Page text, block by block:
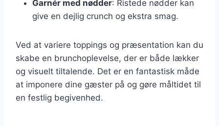
Garnér med nødder: Ristede nødder kan
give en dejlig crunch og ekstra smag.
Ved at variere toppings og præsentation kan du
skabe en brunchoplevelse, der er både lækker
og visuelt tiltalende. Det er en fantastisk måde
at imponere dine gæster på og gøre måltidet til
en festlig begivenhed.